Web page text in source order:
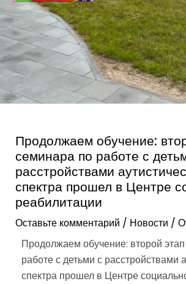
Продолжаем обучение:
семинара по работе с
расстройствами
спектра прошел в Центре
реабилитации
Оставьте комментарий / Новости /
Продолжаем обучение: второй
работе с детьми с расстройствами
спектра прошел в Центре